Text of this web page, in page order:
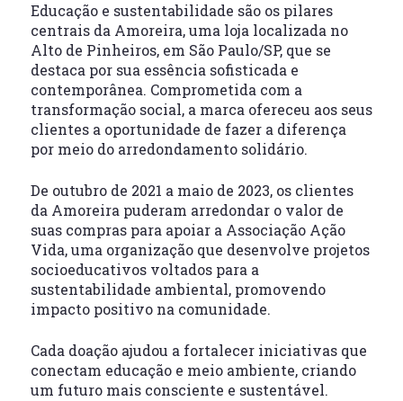
Educação e sustentabilidade são os pilares
centrais da Amoreira, uma loja localizada no
Alto de Pinheiros, em São Paulo/SP, que se
destaca por sua essência sofisticada e
contemporânea. Comprometida com a
transformação social, a marca ofereceu aos seus
clientes a oportunidade de fazer a diferença
por meio do arredondamento solidário.
De outubro de 2021 a maio de 2023, os clientes
da Amoreira puderam arredondar o valor de
suas compras para apoiar a Associação Ação
Vida, uma organização que desenvolve projetos
socioeducativos voltados para a
sustentabilidade ambiental, promovendo
impacto positivo na comunidade.
Cada doação ajudou a fortalecer iniciativas que
conectam educação e meio ambiente, criando
um futuro mais consciente e sustentável.